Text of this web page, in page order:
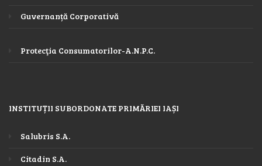
Guvernanță Corporativă
Protecţia Consumatorilor-A.N.P.C.
INSTITUȚII SUBORDONATE PRIMĂRIEI IAȘI
Salubris S.A.
Citadin S.A.